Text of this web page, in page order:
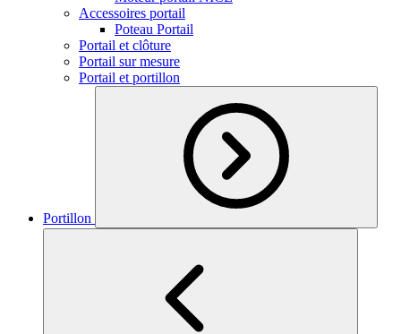
Accessoires portail
Poteau Portail
Portail et clôture
Portail sur mesure
Portail et portillon
Portillon